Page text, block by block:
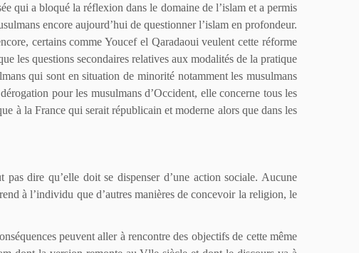
qui a bloqué la réflexion dans le domaine de l’islam et a permis
encore aujourd’hui de questionner l’islam en profondeur.
certains comme Youcef el Qaradaoui veulent cette réforme
les questions secondaires relatives aux modalités de la pratique
qui sont en situation de minorité notamment les musulmans
pour les musulmans d’Occident, elle concerne tous les
à la France qui serait républicain et moderne alors que dans les
dire qu’elle doit se dispenser d’une action sociale. Aucune
à l’individu que d’autres manières de concevoir la religion, le
peuvent aller à rencontre des objectifs de cette même